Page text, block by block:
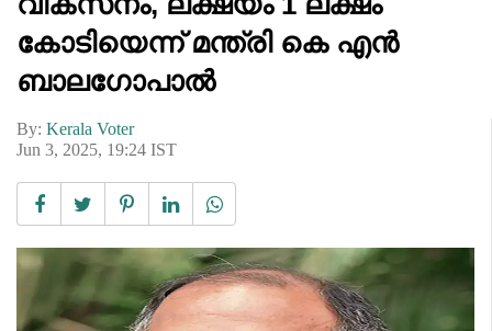
കോടിയെന്ന് മന്ത്രി കെ എൻ
ബാലഗോപാൽ
By: Kerala Voter
Jun 3, 2025, 19:24 IST